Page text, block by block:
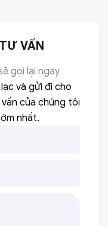
VẤN
gọi lại ngay
và gửi đi cho
của chúng tôi
nhất.